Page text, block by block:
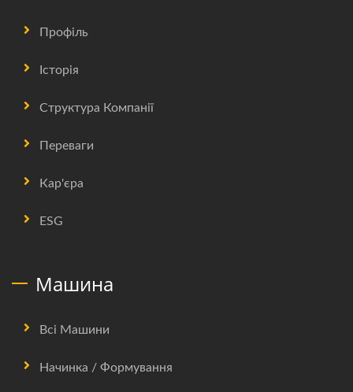
Профіль
Історія
Структура Компанії
Переваги
Кар'єра
ESG
Машина
Всі Машини
Начинка / Формування